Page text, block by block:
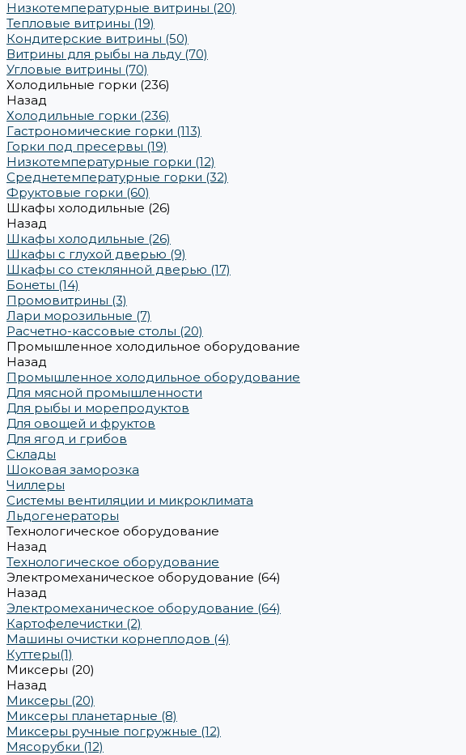
Низкотемпературные витрины (20)
Тепловые витрины (19)
Кондитерские витрины (50)
Витрины для рыбы на льду (70)
Угловые витрины (70)
Холодильные горки (236)
Назад
Холодильные горки (236)
Гастрономические горки (113)
Горки под пресервы (19)
Низкотемпературные горки (12)
Среднетемпературные горки (32)
Фруктовые горки (60)
Шкафы холодильные (26)
Назад
Шкафы холодильные (26)
Шкафы с глухой дверью (9)
Шкафы со стеклянной дверью (17)
Бонеты (14)
Промовитрины (3)
Лари морозильные (7)
Расчетно-кассовые столы (20)
Промышленное холодильное оборудование
Назад
Промышленное холодильное оборудование
Для мясной промышленности
Для рыбы и морепродуктов
Для овощей и фруктов
Для ягод и грибов
Склады
Шоковая заморозка
Чиллеры
Системы вентиляции и микроклимата
Льдогенераторы
Технологическое оборудование
Назад
Технологическое оборудование
Электромеханическое оборудование (64)
Назад
Электромеханическое оборудование (64)
Картофелечистки (2)
Машины очистки корнеплодов (4)
Куттеры(1)
Миксеры (20)
Назад
Миксеры (20)
Миксеры планетарные (8)
Миксеры ручные погружные (12)
Мясорубки (12)